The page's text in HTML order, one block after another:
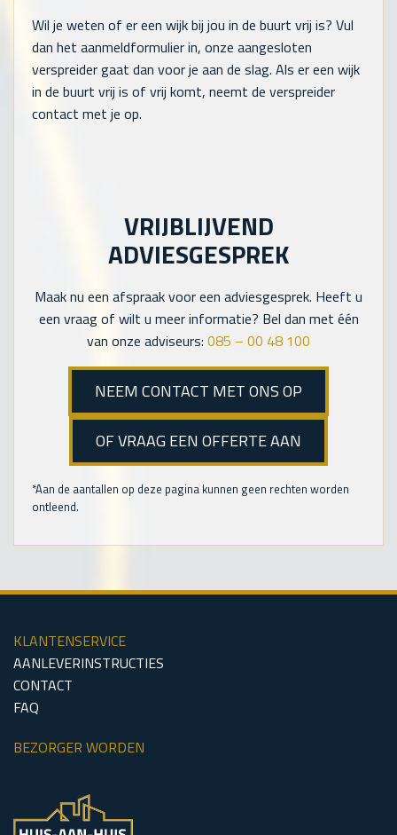
Wil je weten of er een wijk bij jou in de buurt vrij is? Vul
dan het aanmeldformulier in, onze aangesloten
verspreider gaat dan voor je aan de slag. Als er een wijk
in de buurt vrij is of vrij komt, neemt de verspreider
contact met je op.
VRIJBLIJVEND
ADVIESGESPREK
Maak nu een afspraak voor een adviesgesprek. Heeft u
een vraag of wilt u meer informatie? Bel dan met één
van onze adviseurs: 085 – 00 48 100
NEEM CONTACT MET ONS OP
OF VRAAG EEN OFFERTE AAN
*Aan de aantallen op deze pagina kunnen geen rechten worden
ontleend.
KLANTENSERVICE
AANLEVERINSTRUCTIES
CONTACT
FAQ
BEZORGER WORDEN